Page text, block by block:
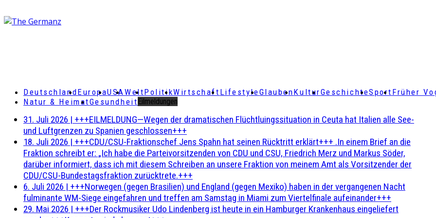
DeutschlandEuropaUSAWeltPolitikWirtschaft LifestyleGlaubenKulturGeschichteSport Früher
Natur & HeimatGesundheit Eilmeldungen
31. Juli 2026 | +++EILMELDUNG—Wegen der dramatischen Flüchtluingssituation in Ceuta hat Italien alle See-
und Luftgrenzen zu Spanien geschlossen+++
18. Juli 2026 | +++CDU/CSU-Fraktionschef Jens Spahn hat seinen Rücktritt erklärt+++ .In einem Brief an die
Fraktion schreibt er: „Ich habe die Parteivorsitzenden von CDU und CSU, Friedrich Merz und Markus Söder,
darüber informiert, dass ich mit diesem Schreiben an unsere Fraktion von meinem Amt als Vorsitzender der
CDU/CSU-Bundestagsfraktion zurücktrete.+++
6. Juli 2026 | +++Norwegen (gegen Brasilien) und England (gegen Mexiko) haben in der vergangenen Nacht
fulminante WM-Siege eingefahren und treffen am Samstag in Miami zum Viertelfinale aufeinander+++
29. Mai 2026 | +++Der Rockmusiker Udo Lindenberg ist heute in ein Hamburger Krankenhaus eingeliefert